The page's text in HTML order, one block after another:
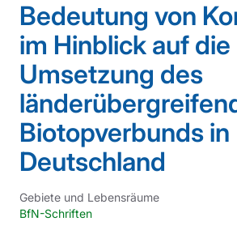
Bedeutung von
im Hinblick auf die
Umsetzung des
Biotopverbunds in
Deutschland
Gebiete und Lebensräume
BfN-Schriften